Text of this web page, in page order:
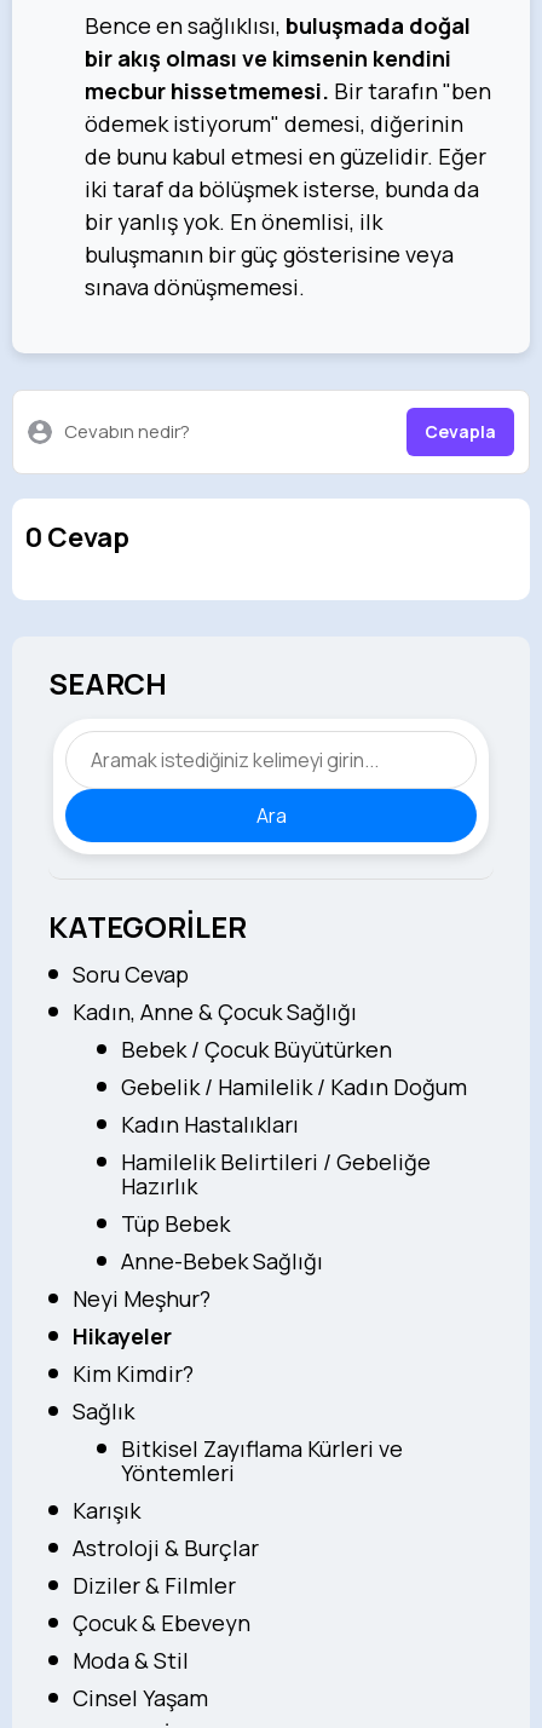
Bence en sağlıklısı, buluşmada doğal
bir akış olması ve kimsenin kendini
mecbur hissetmemesi. Bir tarafın "ben
ödemek istiyorum" demesi, diğerinin
de bunu kabul etmesi en güzelidir. Eğer
iki taraf da bölüşmek isterse, bunda da
bir yanlış yok. En önemlisi, ilk
buluşmanın bir güç gösterisine veya
sınava dönüşmemesi.
Cevabın nedir? Cevapla
0 Cevap
SEARCH
Ara
KATEGORİLER
Soru Cevap
Kadın, Anne & Çocuk Sağlığı
Bebek / Çocuk Büyütürken
Gebelik / Hamilelik / Kadın Doğum
Kadın Hastalıkları
Hamilelik Belirtileri / Gebeliğe
Hazırlık
Tüp Bebek
Anne-Bebek Sağlığı
Neyi Meşhur?
Hikayeler
Kim Kimdir?
Sağlık
Bitkisel Zayıflama Kürleri ve
Yöntemleri
Karışık
Astroloji & Burçlar
Diziler & Filmler
Çocuk & Ebeveyn
Moda & Stil
Cinsel Yaşam